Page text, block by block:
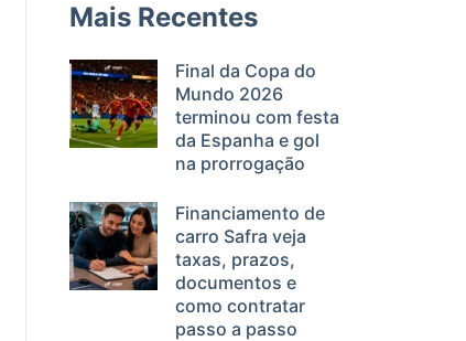
Mais Recentes
Final da Copa do
Mundo 2026
terminou com festa
da Espanha e gol
na prorrogação
Financiamento de
carro Safra veja
taxas, prazos,
documentos e
como contratar
passo a passo